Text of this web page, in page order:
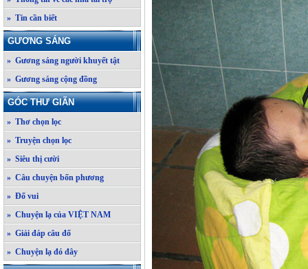
» Tin cần biết
GƯƠNG SÁNG
» Gương sáng người khuyết tật
» Gương sáng cộng đồng
GÓC THƯ GIÃN
» Thơ chọn lọc
» Truyện chọn lọc
» Siêu thị cười
» Câu chuyện bốn phương
» Đố vui
» Chuyện lạ của VIỆT NAM
» Giải đáp câu đố
» Chuyện lạ đó đây